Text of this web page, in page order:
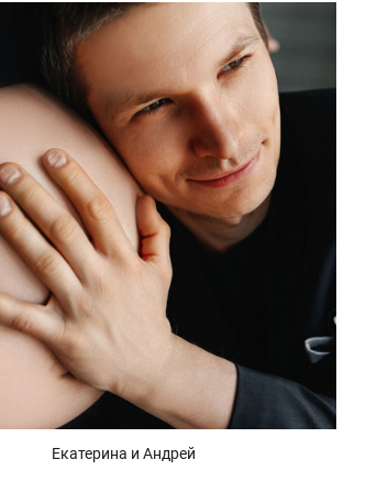
Екатерина и Андрей